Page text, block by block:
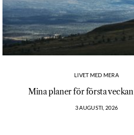
LIVET MED MERA
Mina planer för första
3 AUGUSTI, 2026